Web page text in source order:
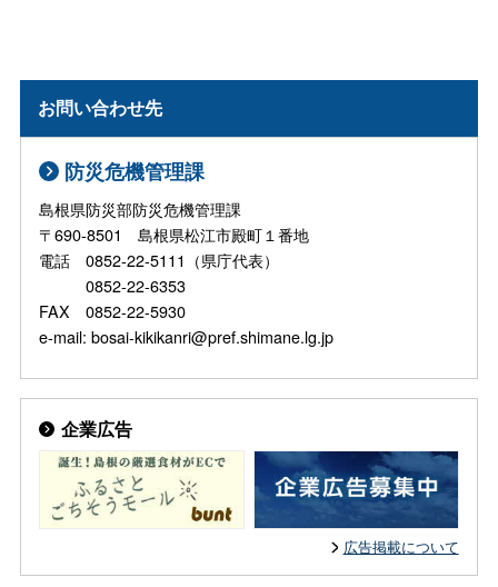
お問い合わせ先
防災危機管理課
島根県防災部防災危機管理課
〒690-8501 島根県松江市殿町１番地
電話 0852-22-5111（県庁代表）
0852-22-6353
FAX 0852-22-5930
e-mail: bosai-kikikanri@pref.shimane.lg.jp
企業広告
広告掲載について